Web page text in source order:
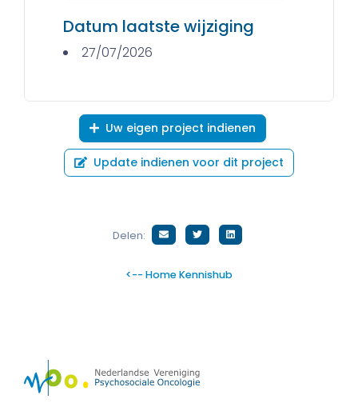
Datum laatste wijziging
27/07/2026
Uw eigen project indienen
Update indienen voor dit project
Delen:
<-- Home Kennishub